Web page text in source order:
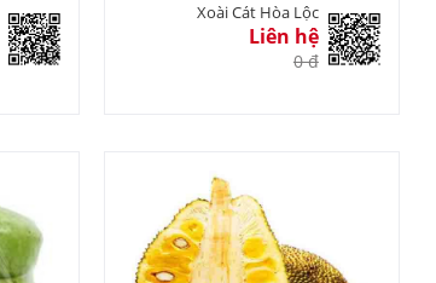
Xoài Cát Hòa Lộc
Liên hệ
0 đ